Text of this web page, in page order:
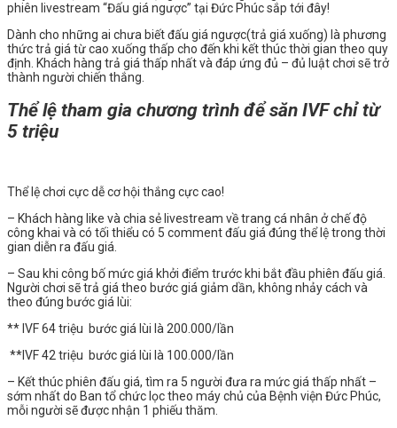
phiên livestream “Đấu giá ngược” tại Đức Phúc sắp tới đây!
Dành cho những ai chưa biết đấu giá ngược(trả giá xuống) là phương
thức trả giá từ cao xuống thấp cho đến khi kết thúc thời gian theo quy
định. Khách hàng trả giá thấp nhất và đáp ứng đủ – đủ luật chơi sẽ trở
thành người chiến thắng.
Thể lệ tham gia chương trình để săn IVF chỉ từ
5 triệu
Thể lệ chơi cực dễ cơ hội thắng cực cao!
– Khách hàng like và chia sẻ livestream về trang cá nhân ở chế độ
công khai và có tối thiểu có 5 comment đấu giá đúng thể lệ trong thời
gian diễn ra đấu giá.
– Sau khi công bố mức giá khởi điểm trước khi bắt đầu phiên đấu giá.
Người chơi sẽ trả giá theo bước giá giảm dần, không nhảy cách và
theo đúng bước giá lùi:
** IVF 64 triệu bước giá lùi là 200.000/lần
**IVF 42 triệu bước giá lùi là 100.000/lần
– Kết thúc phiên đấu giá, tìm ra 5 người đưa ra mức giá thấp nhất –
sớm nhất do Ban tổ chức lọc theo máy chủ của Bệnh viện Đức Phúc,
mỗi người sẽ được nhận 1 phiếu thăm.